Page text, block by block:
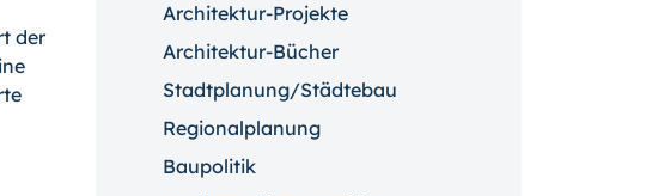
der
Architektur-Projekte
Architektur-Bücher
Stadtplanung/Städtebau
Regionalplanung
Baupolitik